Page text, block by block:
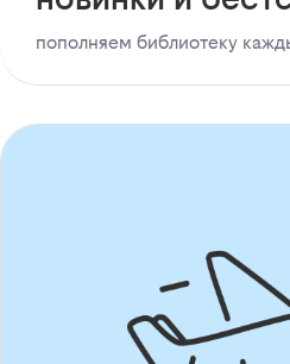
пополняем библиотеку